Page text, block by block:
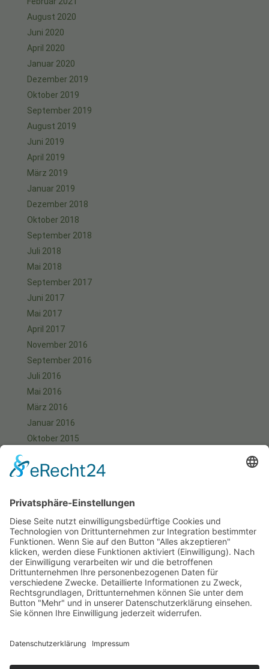
August 2020
Juni 2020
April 2020
Januar 2020
Dezember 2019
Oktober 2019
September 2019
August 2019
Juni 2019
April 2019
März 2019
Januar 2019
Dezember 2018
Oktober 2018
September 2018
Juli 2018
Mai 2018
September 2017
Juni 2017
Mai 2017
April 2017
November 2016
September 2016
Juli 2016
Mai 2016
März 2016
Januar 2016
Oktober 2015
August 2015
Juni 2015
Mai 2015
April 2015
März 2015
Januar 2015
Meta
Anmelden